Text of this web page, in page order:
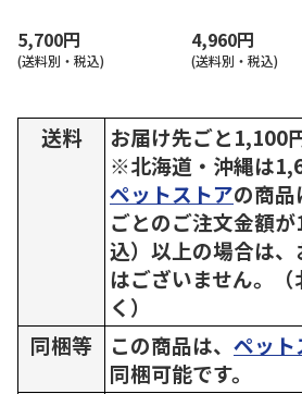
5,700円
(送料別・税込)
4,960円
(送料別・税込)
送料
お届け先ごと1,100
※北海道・沖縄は
ペットストアの商品
ごとのご注文金額
込）以上の場合は
はございません。
く）
同梱等
この商品は、 ペット
同梱可能です。